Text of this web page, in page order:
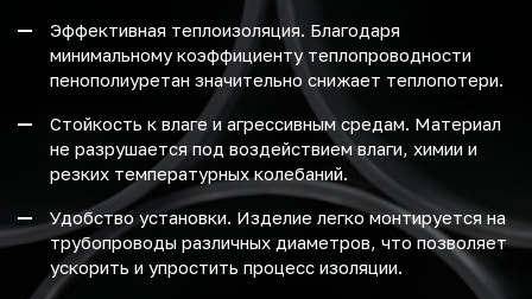
Эффективная теплоизоляция. Благодаря
минимальному коэффициенту теплопроводности
пенополиуретан значительно снижает теплопотери.
Стойкость к влаге и агрессивным средам. Материал
не разрушается под воздействием влаги, химии и
резких температурных колебаний.
Удобство установки. Изделие легко монтируется на
трубопроводы различных диаметров, что позволяет
ускорить и упростить процесс изоляции.